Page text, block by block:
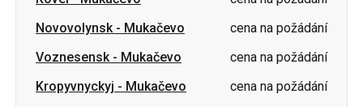
Krivoj Rog-Mukačevo
cena na požádání
Kramatorsk-Mukačevo cena na požádání